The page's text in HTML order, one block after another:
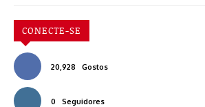
CONECTE-SE
20,928 Gostos
0 Seguidores